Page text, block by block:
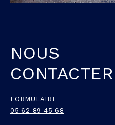
NOUS
CONTACTER
FORMULAIRE
05 62 89 45 68